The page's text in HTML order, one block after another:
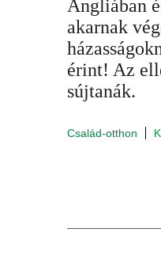
Angliában
akarnak
érint! Az
sújtanák.
Család-otthon